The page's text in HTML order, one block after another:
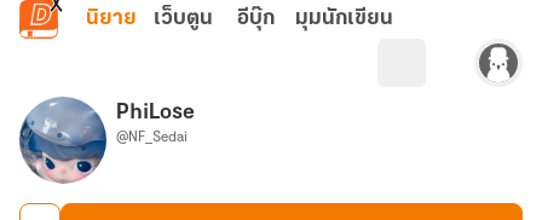
ข้ามไปยังเนื้อหาหลัก
นิยาย เว็บตูน อีบุ๊ก มุมนักเขียน
PhiLose
@NF_Sedai